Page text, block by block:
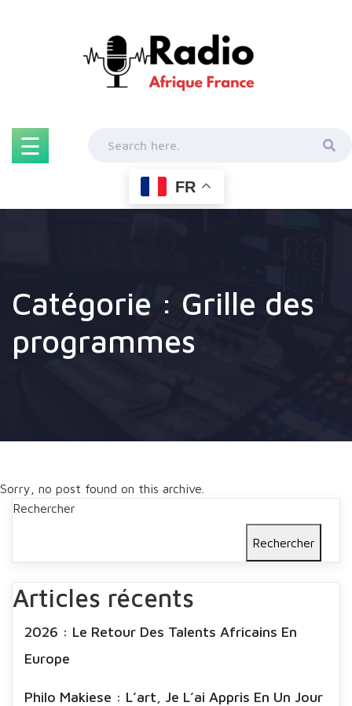
☰
FR
Catégorie : Grille des
programmes
Sorry, no post found on this archive.
Rechercher
Rechercher
Articles récents
2026 : Le Retour Des Talents Africains En
Europe
Philo Makiese : L’art, Je L’ai Appris En Un Jour